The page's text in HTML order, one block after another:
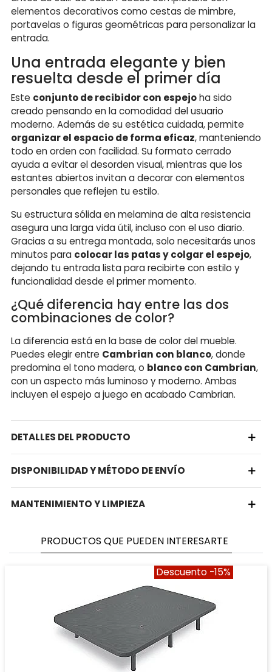
elementos decorativos como cestas de mimbre,
portavelas o figuras geométricas para personalizar la
entrada.
Una entrada elegante y bien
resuelta desde el primer día
Este conjunto de recibidor con espejoha sido
creado pensando en la comodidad del usuario
moderno. Además de su estética cuidada, permite
organizar el espacio de forma eficaz, manteniendo
todo en orden con facilidad. Su formato cerrado
ayuda a evitar el desorden visual, mientras que los
estantes abiertos invitan a decorar con elementos
personales que reflejen tu estilo.
Su estructura sólida en melamina de alta resistencia
asegura una larga vida útil, incluso con el uso diario.
Gracias a su entrega montada, solo necesitarás unos
minutos para colocar las patas y colgar el espejo,
dejando tu entrada lista para recibirte con estilo y
funcionalidad desde el primer momento.
¿Qué diferencia hay entre las dos
combinaciones de color?
La diferencia está en la base de color del mueble.
Puedes elegir entre Cambrian con blanco, donde
predomina el tono madera, o blanco con Cambrian,
con un aspecto más luminoso y moderno. Ambas
incluyen el espejo a juego en acabado Cambrian.
DETALLES DEL PRODUCTO
DISPONIBILIDAD Y MÉTODO DE ENVÍO
MANTENIMIENTO Y LIMPIEZA
PRODUCTOS QUE PUEDEN INTERESARTE
Descuento -15%